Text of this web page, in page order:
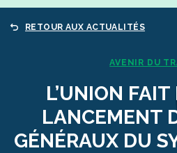
RETOUR AUX ACTUALITÉS
AVENIR DU
L’UNION FAIT
LANCEMENT
GÉNÉRAUX DU